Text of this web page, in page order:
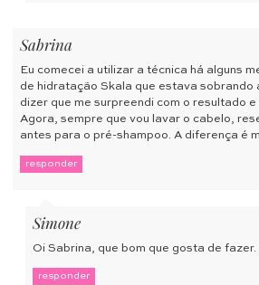
Sabrina
Eu comecei a utilizar a técnica há alguns
de hidratação Skala que estava sobrando
dizer que me surpreendi com o resultado e
Agora, sempre que vou lavar o cabelo,
antes para o pré-shampoo. A diferença é
responder
Simone
Oi Sabrina, que bom que gosta de
responder